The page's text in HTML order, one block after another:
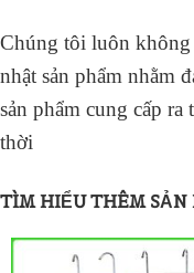
Chúng tôi luôn không
nhật sản phẩm nhằm
sản phẩm cung cấp
thời
TÌM HIỂU THÊM SẢN